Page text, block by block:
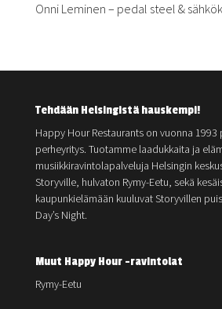
Onni Leminen – pedal steel &
Tehdään Helsingistä hauskempi!
Happy Hour Restaurants on vuonna 1993
perheyritys. Tuotamme laadukkaita ja
musiikkiravintolapalveluja Helsingin
Storyville, hulvaton Rymy-Eetu, sekä
kaupunkielämään kuuluvat Storyvillen
Day’s Night.
Muut Happy Hour -ravintolat
Rymy-Eetu